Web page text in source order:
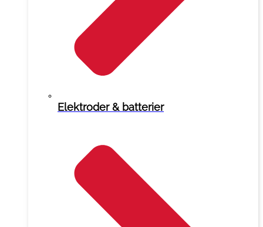
Elektroder & batterier